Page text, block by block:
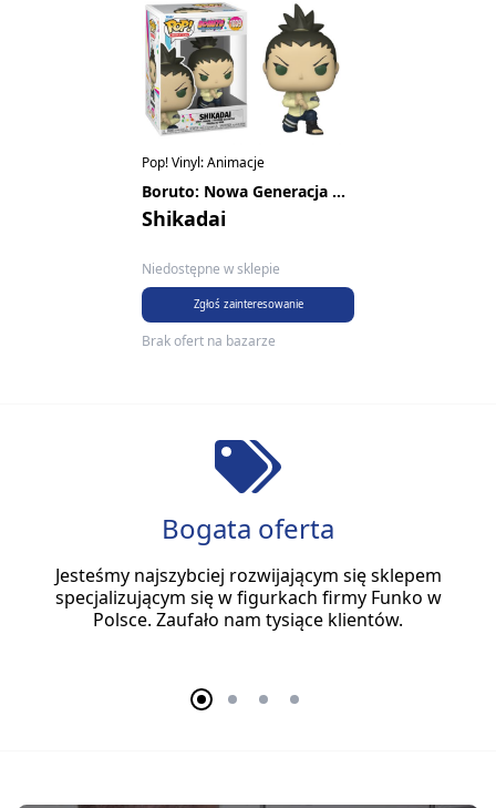
Pop! Vinyl: Animacje
Boruto: Nowa Generacja Naruto
Shikadai
Niedostępne w sklepie
Zgłoś zainteresowanie
Brak ofert na bazarze
Bogata oferta
Jesteśmy najszybciej rozwijającym się sklepem
specjalizującym się w figurkach firmy Funko w
Polsce. Zaufało nam tysiące klientów.